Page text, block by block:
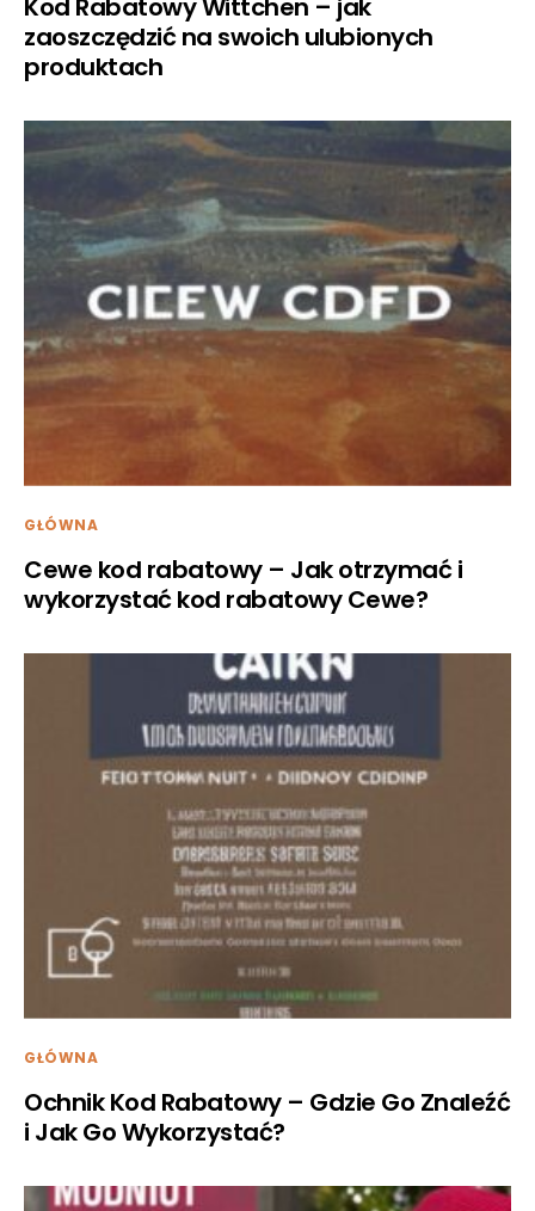
Kod Rabatowy Wittchen – jak
zaoszczędzić na swoich ulubionych
produktach
GŁÓWNA
Cewe kod rabatowy – Jak otrzymać i
wykorzystać kod rabatowy Cewe?
GŁÓWNA
Ochnik Kod Rabatowy – Gdzie Go Znaleźć
i Jak Go Wykorzystać?